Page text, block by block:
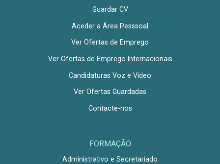
Guardar CV
Aceder a Área Pesssoal
Ver Ofertas de Emprego
Ver Ofertas de Emprego Internacionais
Candidaturas Voz e Vídeo
Ver Ofertas Guardadas
Contacte-nos
FORMAÇÃO
Administrativo e Secretariado